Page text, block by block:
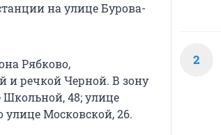
на улице Бурова-
Рябково,
и речкой Черной. В зону
48; улице
улице Московской, 26.
2